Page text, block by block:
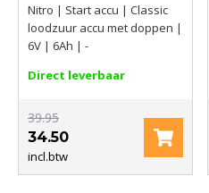
Nitro | Start accu | Classic
loodzuur accu met doppen |
6V | 6Ah | -
Direct leverbaar
39.95
34.50
incl.btw